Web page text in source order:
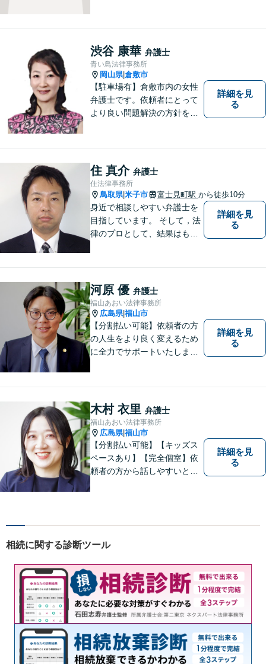
渋谷 康華 弁護士
青い鳥法律事務所
岡山県|倉敷市
【駐車場有】倉敷市内の女性
弁護士です。依頼者にとって
より良い問題解決の方針を示
ています。法律問題は早めの
ご相談が納得のいく解決への
第一歩です。お一人で悩まず
に、お気軽にご相談くださ
い。
詳細を見
る
住 真介 弁護士
住法律事務所
鳥取県|米子市 富士見町駅 から徒歩10分
身近で相談しやすい弁護士を
目指しています。 そして，法
律のプロとして、結果はもち
依頼者様の心を理解し，寄り
添いながら問題い解決のサポ
ートを心がけています。
詳細を見
る
河原 優 弁護士
福山あおい法律事務所
広島県|福山市
【分割払い可能】依頼者の方
の人生をより良く変えるため
に全力でサポートいたしま
ペースあり】
詳細を見
る
木村 衣里 弁護士
福山あおい法律事務所
広島県|福山市
【分割払い可能】【キッズス
ペースあり】【完全個室】依
頼者の方から話しやすいと定
相談ください。
詳細を見
る
相続に関する診断ツール